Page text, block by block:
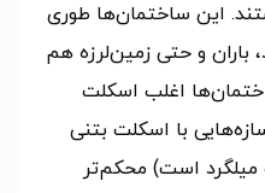
این ساختمان‌ها طوری
باران و حتی زمین‌لرزه هم
اغلب اسکلت
با اسکلت بتنی
است) محکم‌تر